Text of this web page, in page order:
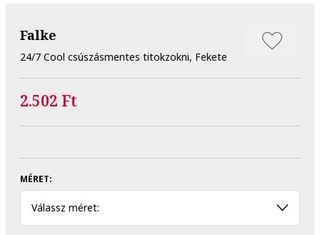
Falke
24/7 Cool csúszásmentes titokzokni, Fekete
2.502 Ft
MÉRET:
Válassz méret: